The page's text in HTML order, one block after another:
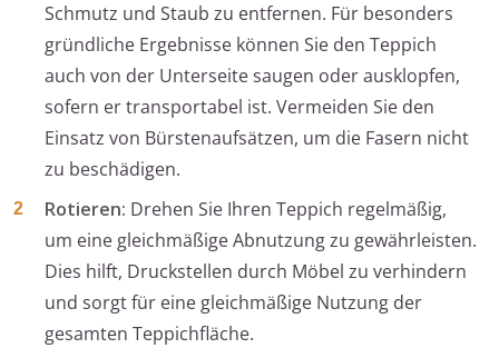
Schmutz und Staub zu entfernen. Für besonders
gründliche Ergebnisse können Sie den Teppich
auch von der Unterseite saugen oder ausklopfen,
sofern er transportabel ist. Vermeiden Sie den
Einsatz von Bürstenaufsätzen, um die Fasern nicht
zu beschädigen.
Rotieren: Drehen Sie Ihren Teppich regelmäßig,
um eine gleichmäßige Abnutzung zu gewährleisten.
Dies hilft, Druckstellen durch Möbel zu verhindern
und sorgt für eine gleichmäßige Nutzung der
gesamten Teppichfläche.